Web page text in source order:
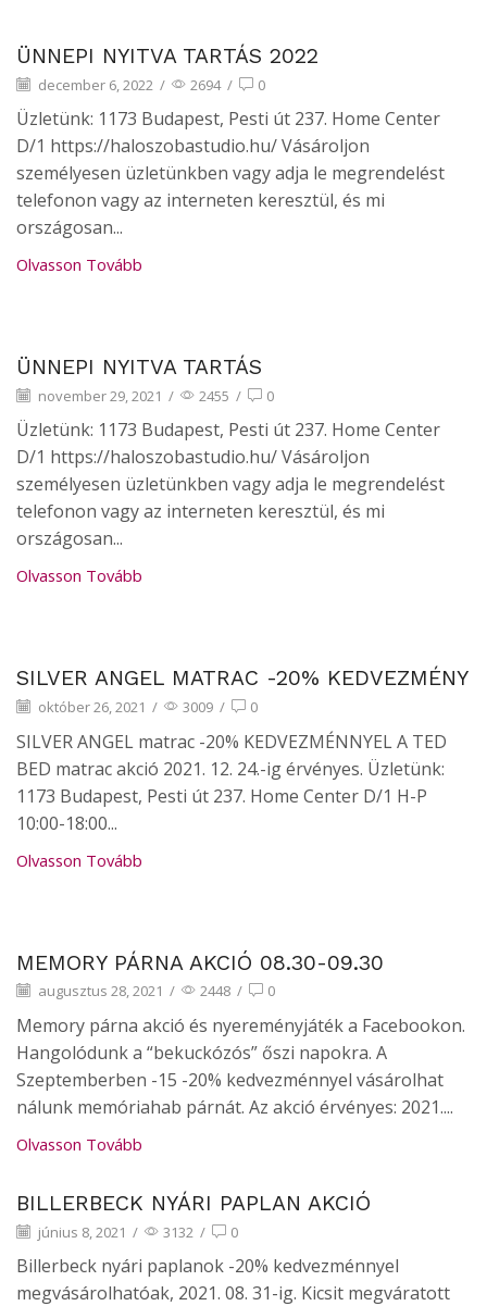
Hírek
ÜNNEPI NYITVA TARTÁS 2022
december 6, 2022 / 2694 / 0
Üzletünk: 1173 Budapest, Pesti út 237. Home Center
D/1 https://haloszobastudio.hu/ Vásároljon
személyesen üzletünkben vagy adja le megrendelést
telefonon vagy az interneten keresztül, és mi
országosan...
Olvasson Tovább
Hírek
ÜNNEPI NYITVA TARTÁS
november 29, 2021 / 2455 / 0
Üzletünk: 1173 Budapest, Pesti út 237. Home Center
D/1 https://haloszobastudio.hu/ Vásároljon
személyesen üzletünkben vagy adja le megrendelést
telefonon vagy az interneten keresztül, és mi
országosan...
Olvasson Tovább
Hírek
SILVER ANGEL MATRAC -20% KEDVEZMÉNY
október 26, 2021 / 3009 / 0
SILVER ANGEL matrac -20% KEDVEZMÉNNYEL A TED
BED matrac akció 2021. 12. 24.-ig érvényes. Üzletünk:
1173 Budapest, Pesti út 237. Home Center D/1 H-P
10:00-18:00...
Olvasson Tovább
Hírek
MEMORY PÁRNA AKCIÓ 08.30-09.30
augusztus 28, 2021 / 2448 / 0
Memory párna akció és nyereményjáték a Facebookon.
Hangolódunk a “bekuckózós” őszi napokra. A
Szeptemberben -15 -20% kedvezménnyel vásárolhat
nálunk memóriahab párnát. Az akció érvényes: 2021....
Olvasson Tovább
BILLERBECK NYÁRI PAPLAN AKCIÓ
június 8, 2021 / 3132 / 0
Billerbeck nyári paplanok -20% kedvezménnyel
megvásárolhatóak, 2021. 08. 31-ig. Kicsit megváratott